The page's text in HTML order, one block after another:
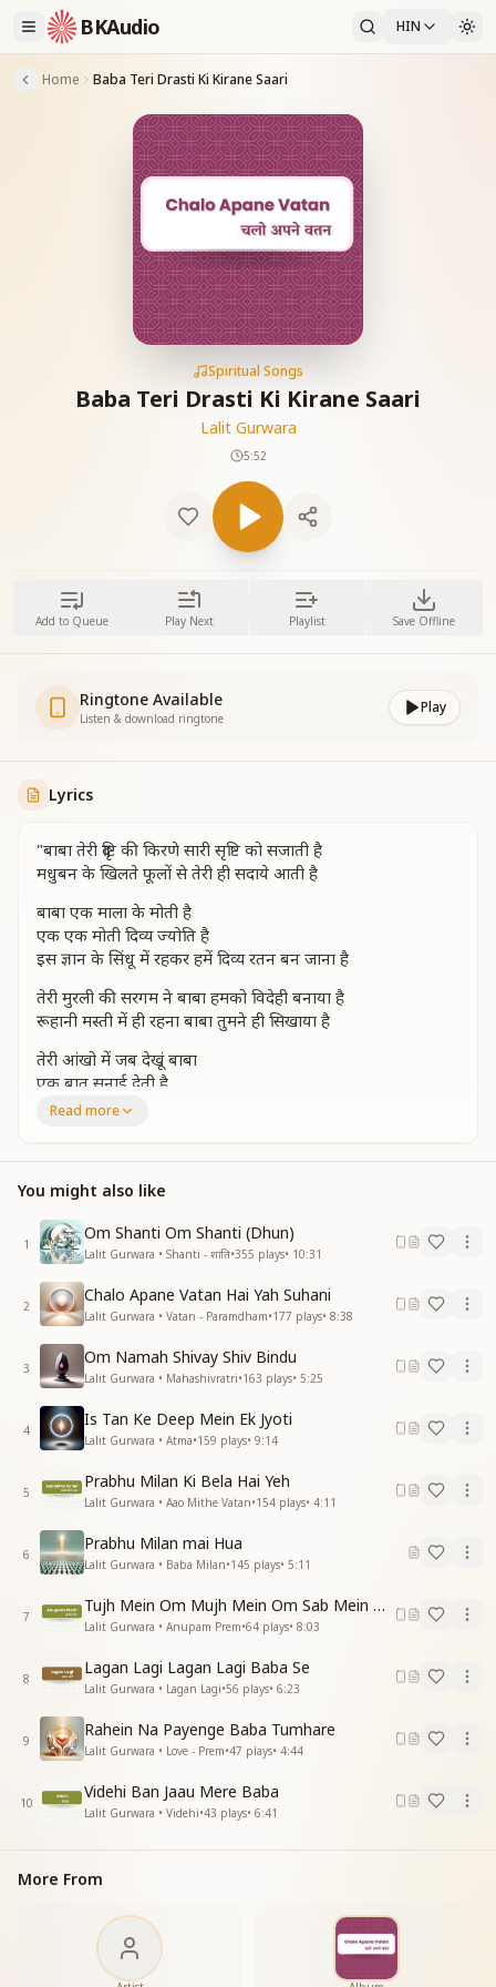
BKAudio HIN
Home Baba Teri Drasti Ki Kirane Saari
Spiritual Songs
Baba Teri Drasti Ki Kirane Saari
Lalit Gurwara
5:52
Add to Queue Play Next Playlist Save Offline
Ringtone Available
Listen & download ringtone
Play
Lyrics
"बाबा तेरी दृष्टि की किरणे सारी सृष्टि को सजाती है
मधुबन के खिलते फूलों से तेरी ही सदाये आती है
बाबा एक माला के मोती है
एक एक मोती दिव्य ज्योति है
इस ज्ञान के सिंधू में रहकर हमें दिव्य रतन बन जाना है
तेरी मुरली की सरगम ने बाबा हमको विदेही बनाया है
रूहानी मस्ती में ही रहना बाबा तुमने ही सिखाया है
तेरी आंखो में जब देखूं बाबा
एक बात सुनाई देती है
खो जाऊ तेरे ध्यान में बाबा
एक बिंदु दिखाई देती है
एक बिंदु दिखाई देती है
एक बिंदु दिखाई देती है
एक बिंदु दिखाई देती है"
Read more
You might also like
1
Om Shanti Om Shanti (Dhun)
Lalit Gurwara • Shanti - शांति•355 plays• 10:31
2
Chalo Apane Vatan Hai Yah Suhani
Lalit Gurwara • Vatan - Paramdham•177 plays• 8:38
3
Om Namah Shivay Shiv Bindu
Lalit Gurwara • Mahashivratri•163 plays• 5:25
4
Is Tan Ke Deep Mein Ek Jyoti
Lalit Gurwara • Atma•159 plays• 9:14
5
Prabhu Milan Ki Bela Hai Yeh
Lalit Gurwara • Aao Mithe Vatan•154 plays• 4:11
6
Prabhu Milan mai Hua
Lalit Gurwara • Baba Milan•145 plays• 5:11
7
Tujh Mein Om Mujh Mein Om Sab Mein Om
Lalit Gurwara • Anupam Prem•64 plays• 8:03
8
Lagan Lagi Lagan Lagi Baba Se
Lalit Gurwara • Lagan Lagi•56 plays• 6:23
9
Rahein Na Payenge Baba Tumhare
Lalit Gurwara • Love - Prem•47 plays• 4:44
10
Videhi Ban Jaau Mere Baba
Lalit Gurwara • Videhi•43 plays• 6:41
More From